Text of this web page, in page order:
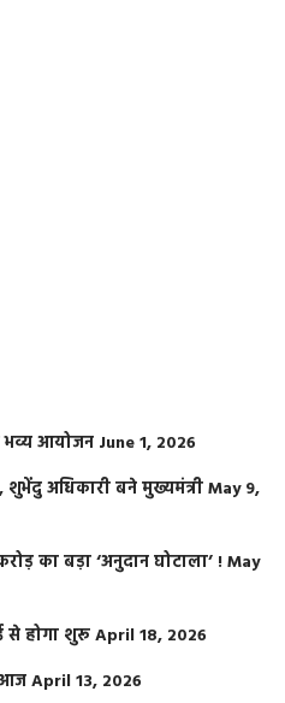
भव्य आयोजन June 1, 2026
अधिकारी बने मुख्यमंत्रीMay 9,
का बड़ा ‘अनुदान घोटाला’ !May
से होगा शुरूApril 18, 2026
आजApril 13, 2026